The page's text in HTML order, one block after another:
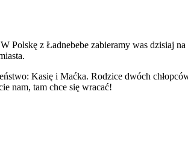
Polskę z Ładnebebe zabieramy was dzisiaj
Kasię i Maćka. Rodzice dwóch
nam, tam chce się wracać!